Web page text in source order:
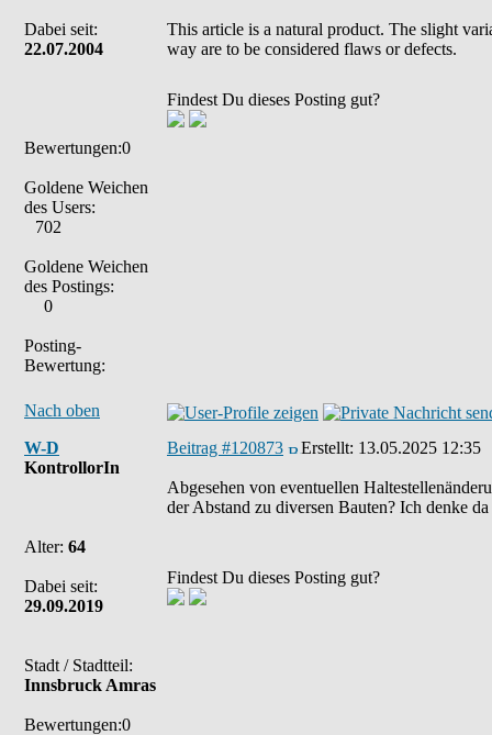
Dabei seit:
22.07.2004
Bewertungen:0
Goldene Weichen
des Users:
702
Goldene Weichen
des Postings:
0
Posting-
Bewertung:
This article is a natural product. The slight
way are to be considered flaws or defects.
Findest Du dieses Posting gut?
Nach oben
W-D
KontrollorIn
Alter: 64
Dabei seit:
29.09.2019
Stadt / Stadtteil:
Innsbruck Amras
Bewertungen:0
Beitrag #120873 Erstellt: 13.05.2025 12:35
Abgesehen von eventuellen
der Abstand zu diversen Bauten? Ich denke
Findest Du dieses Posting gut?